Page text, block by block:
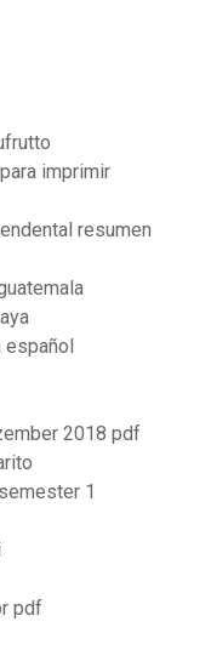
imprimir
resumen
2018 pdf
1
pdf